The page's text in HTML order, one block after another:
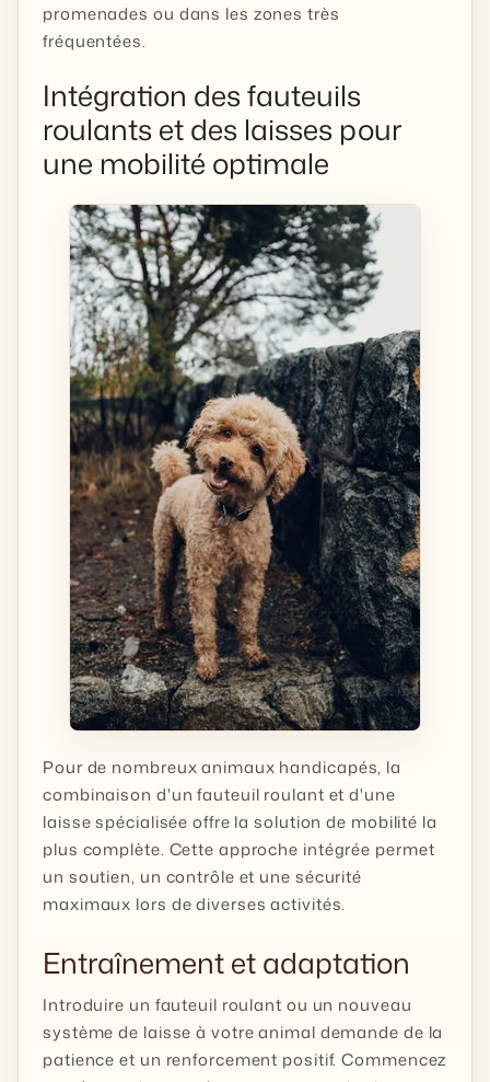
promenades ou dans les zones très
fréquentées.
Intégration des fauteuils
roulants et des laisses pour
une mobilité optimale
Pour de nombreux animaux handicapés, la
combinaison d'un fauteuil roulant et d'une
laisse spécialisée offre la solution de mobilité la
plus complète. Cette approche intégrée permet
un soutien, un contrôle et une sécurité
maximaux lors de diverses activités.
Entraînement et adaptation
Introduire un fauteuil roulant ou un nouveau
système de laisse à votre animal demande de la
patience et un renforcement positif. Commencez